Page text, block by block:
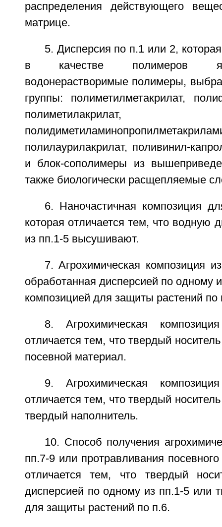
распределения действующего
матрице.
5. Дисперсия по п.1 или 2,
в качестве полимеров
водонерастворимые полимеры,
группы: полиметилметакрилат,
полиметилакрилат,
полилаурилакрилат, поливинил-
и блок-сополимеры из
также биологически расщепляемые
6. Наночастичная композиция
которая отличается тем, что водную
из пп.1-5 высушивают.
7. Агрохимическая композиция
обработанная дисперсией по одному
композицией для защиты растений по
8. Агрохимическая
отличается тем, что твердый
посевной материал.
9. Агрохимическая
отличается тем, что твердый
твердый наполнитель.
10. Способ получения
пп.7-9 или протравливания
отличается тем, что твердый
дисперсией по одному из пп.1-5 или
для защиты растений по п.6.